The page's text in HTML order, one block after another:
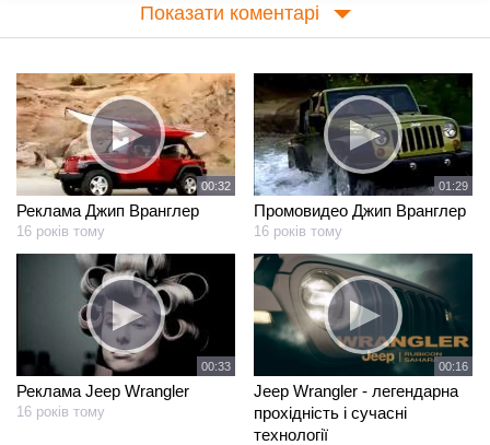
Показати коментарі
00:32
Реклама Джип Вранглер
16 років тому
01:29
Промовидео Джип Вранглер
16 років тому
00:33
Реклама Jeep Wrangler
16 років тому
00:16
Jeep Wrangler - легендарна
прохідність і сучасні
технології